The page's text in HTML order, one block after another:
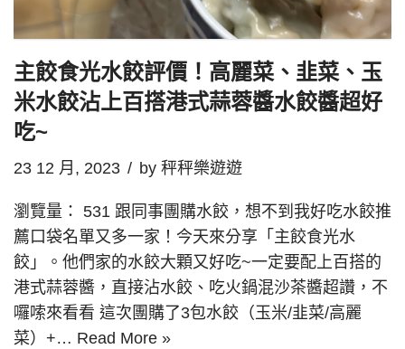
主餃食光水餃評價！高麗菜、韭菜、玉
米水餃沾上百搭港式蒜蓉醬水餃醬超好
吃~
23 12 月, 2023 by 秤秤樂遊遊
瀏覽量： 531 跟同事團購水餃，想不到我好吃水餃推
薦口袋名單又多一家！今天來分享「主餃食光水
餃」。他們家的水餃大顆又好吃~一定要配上百搭的
港式蒜蓉醬，直接沾水餃、吃火鍋混沙茶醬超讚，不
囉嗦來看看 這次團購了3包水餃（玉米/韭菜/高麗
菜）+… Read More »